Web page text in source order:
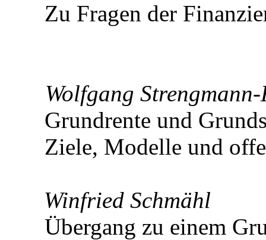
Zu Fragen der
Wolfgang
Grundrente und
Ziele, Modelle und
Winfried Schmähl
Übergang zu einem